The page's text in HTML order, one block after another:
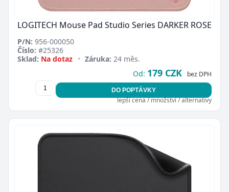
LOGITECH Mouse Pad Studio Series DARKER ROSE
P/N: 956-000050
Číslo: #25326
Sklad: Na dotaz • Záruka: 24 měs.
Od: 179 CZK bez DPH
DO POPTÁVKY
lepší cena / množství / alternativy